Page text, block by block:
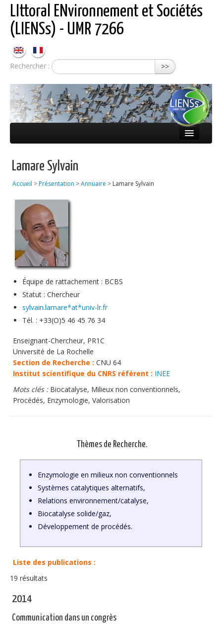
LIttoral ENvironnement et Sociétés
(LIENSs) - UMR 7266
Rechercher : >>
Équipes
Publications
Soutien technique
Données
Emplois/Stages/Formations
Science pour tou·te·s
Actualités
Lamare Sylvain
Accueil >Présentation >Annuaire > Lamare Sylvain
Équipe de rattachement : BCBS
Statut : Chercheur
sylvain.lamare*at*univ-lr.fr
Tél. : +33(O)5 46 45 76 34
Enseignant-Chercheur, PR1C
Université de La Rochelle
Section de Recherche : CNU 64
Institut scientifique du CNRS référent : INEE
Mots clés :Biocatalyse, Milieux non conventionnels,
Procédés, Enzymologie, Valorisation
Thèmes de Recherche.
Enzymologie en milieux non conventionnels
Systèmes catalytiques alternatifs,
Relations environnement/catalyse,
Biocatalyse solide/gaz,
Développement de procédés.
Liste des publications :
19 résultats
2014
Communication dans un congrès